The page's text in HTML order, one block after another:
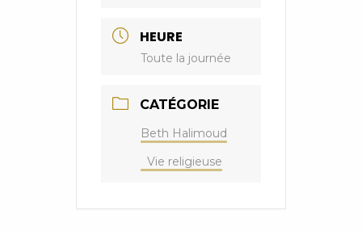
HEURE
Toute la journée
CATÉGORIE
Beth Halimoud
Vie religieuse